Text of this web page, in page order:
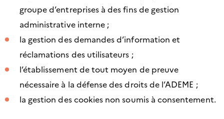
groupe d’entreprises à des fins de gestion
administrative interne ;
la gestion des demandes d’information et
réclamations des utilisateurs ;
l’établissement de tout moyen de preuve
nécessaire à la défense des droits de l’ADEME ;
la gestion des cookies non soumis à consentement.